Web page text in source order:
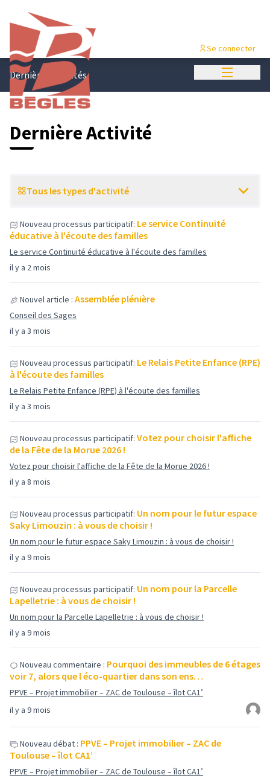
Menu
Se connecter
Dernières activités
Dernière Activité
Tous les types d'activité
il y a 2 mois
Nouveau processus participatif: Le service Continuité
éducative à l'écoute des familles
Le service Continuité éducative à l'écoute des familles
il y a 3 mois
Nouvel article : Assemblée plénière
Conseil des Sages
il y a 3 mois
Nouveau processus participatif: Le Relais Petite Enfance (RPE)
à l'écoute des familles
Le Relais Petite Enfance (RPE) à l'écoute des familles
il y a 8 mois
Nouveau processus participatif: Votez pour choisir l'affiche
de la Fête de la Morue 2026 !
Votez pour choisir l'affiche de la Fête de la Morue 2026 !
il y a 9 mois
Nouveau processus participatif: Un nom pour le futur espace
Saky Limouzin : à vous de choisir !
Un nom pour le futur espace Saky Limouzin : à vous de choisir !
il y a 9 mois
Nouveau processus participatif: Un nom pour la Parcelle
Lapelletrie : à vous de choisir !
Un nom pour la Parcelle Lapelletrie : à vous de choisir !
il y a 9 mois
Nouveau commentaire : Pourquoi des immeubles de 6 étages
voir 7, alors que l éco-quartier dans son ens…
PPVE – Projet immobilier – ZAC de Toulouse – îlot CA1’
Nouveau débat : PPVE – Projet immobilier – ZAC de
Toulouse – îlot CA1’
PPVE – Projet immobilier – ZAC de Toulouse – îlot CA1’